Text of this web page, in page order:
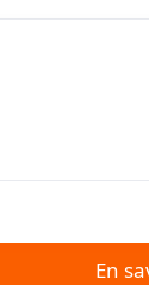
En